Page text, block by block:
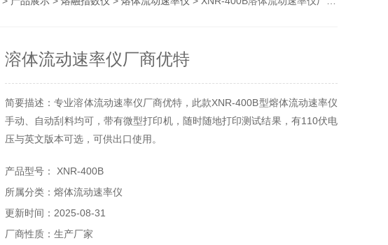
溶体流动速率仪厂商优特
简要描述：专业溶体流动速率仪厂商优特，此款XNR-400B型熔体流动速率仪
手动、自动刮料均可，带有微型打印机，随时随地打印测试结果，有110伏电
压与英文版本可选，可供出口使用。
产品型号： XNR-400B
所属分类：熔体流动速率仪
更新时间：2025-08-31
厂商性质：生产厂家